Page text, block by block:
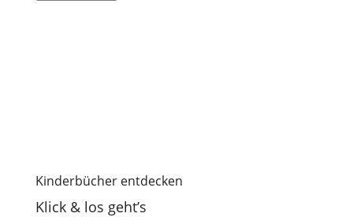
Kinderbücher entdecken
Klick & los geht’s